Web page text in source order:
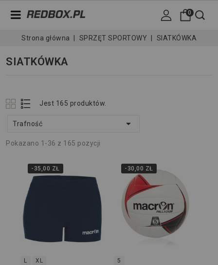
0
Strona główna SPRZĘT SPORTOWY SIATKÓWKA
SIATKÓWKA
Jest 165 produktów.
Trafność 
Pokazano 1-36 z 165 pozycji
-35,00 ZŁ
L XL
-30,00 ZŁ
5